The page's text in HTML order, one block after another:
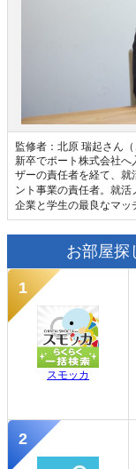
監修者：北原 瑞起さん（
新卒でポート株式会社へ
ザーの責任者を経て、就
ント事業の責任者。就活
企業と学生の最良なマッ
お部屋探
スモッカ